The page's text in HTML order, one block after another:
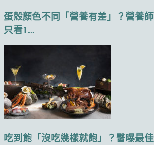
蛋殼顏色不同「營養有差」？營養
只看1...
吃到飽「沒吃幾樣就飽」？醫曝最